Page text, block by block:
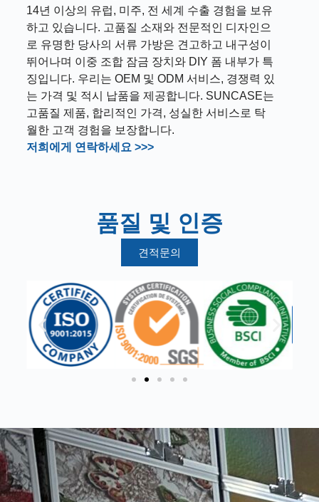
14년 이상의 유럽, 미주, 전 세계 수출 경험을 보유
하고 있습니다. 고품질 소재와 전문적인 디자인으
로 유명한 당사의 서류 가방은 견고하고 내구성이
뛰어나며 이중 조합 잠금 장치와 DIY 폼 내부가 특
징입니다. 우리는 OEM 및 ODM 서비스, 경쟁력 있
는 가격 및 적시 납품을 제공합니다. SUNCASE는
고품질 제품, 합리적인 가격, 성실한 서비스로 탁
월한 고객 경험을 보장합니다.
저희에게 연락하세요 >>>
품질 및 인증
견적문의